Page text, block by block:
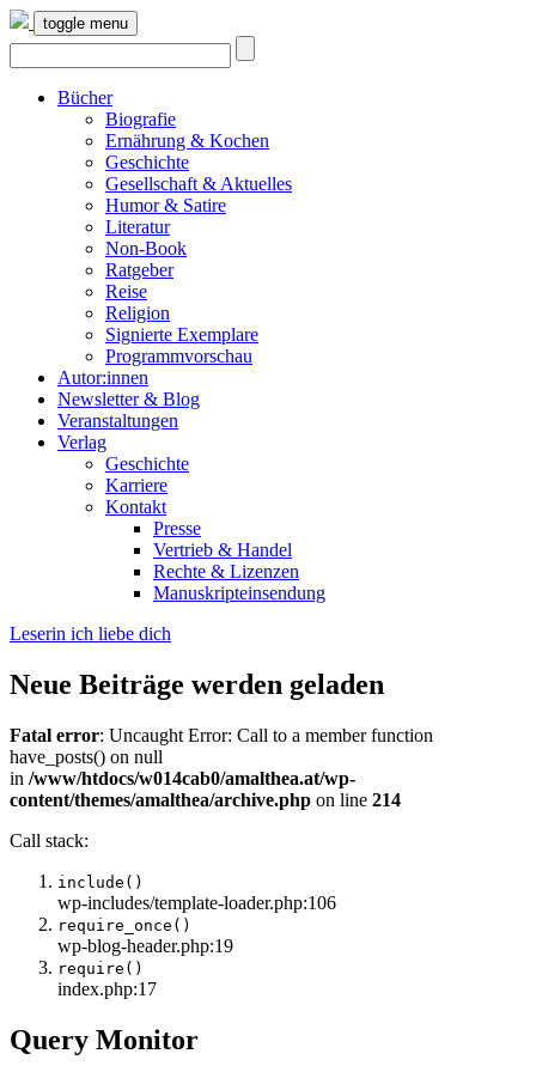
toggle menu
Bücher
Biografie
Ernährung & Kochen
Geschichte
Gesellschaft & Aktuelles
Humor & Satire
Literatur
Non-Book
Ratgeber
Reise
Religion
Signierte Exemplare
Programmvorschau
Autor:innen
Newsletter & Blog
Veranstaltungen
Verlag
Geschichte
Karriere
Kontakt
Presse
Vertrieb & Handel
Rechte & Lizenzen
Manuskripteinsendung
Leserin ich liebe dich
Neue Beiträge werden geladen
Fatal error: Uncaught Error: Call to a member function
have_posts() on null
in /www/htdocs/w014cab0/amalthea.at/wp-
content/themes/amalthea/archive.php on line 214
Call stack:
include()
wp-includes/template-loader.php:106
require_once()
wp-blog-header.php:19
require()
index.php:17
Query Monitor